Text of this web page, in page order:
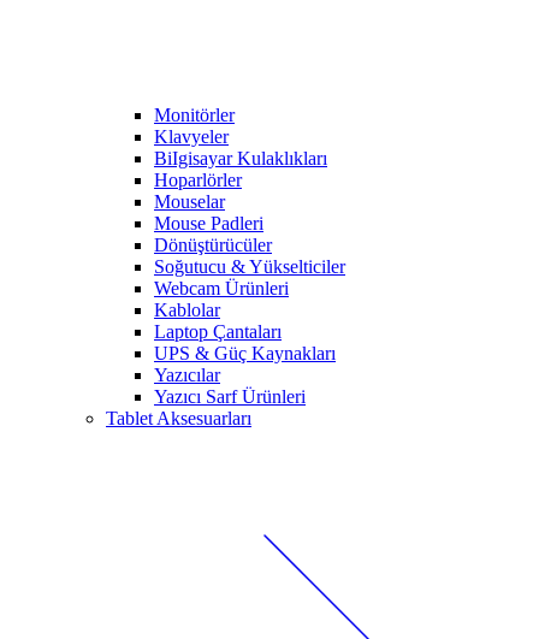
Monitörler
Klavyeler
BiIgisayar Kulaklıkları
Hoparlörler
Mouselar
Mouse Padleri
Dönüştürücüler
Soğutucu & Yükselticiler
Webcam Ürünleri
Kablolar
Laptop Çantaları
UPS & Güç Kaynakları
Yazıcılar
Yazıcı Sarf Ürünleri
Tablet Aksesuarları